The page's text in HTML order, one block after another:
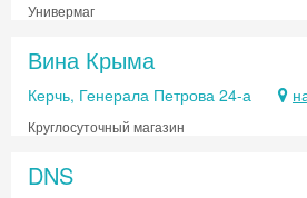
Универмаг
Вина Крыма
Керчь, Генерала Петрова 24-а
Круглосуточный магазин
DNS